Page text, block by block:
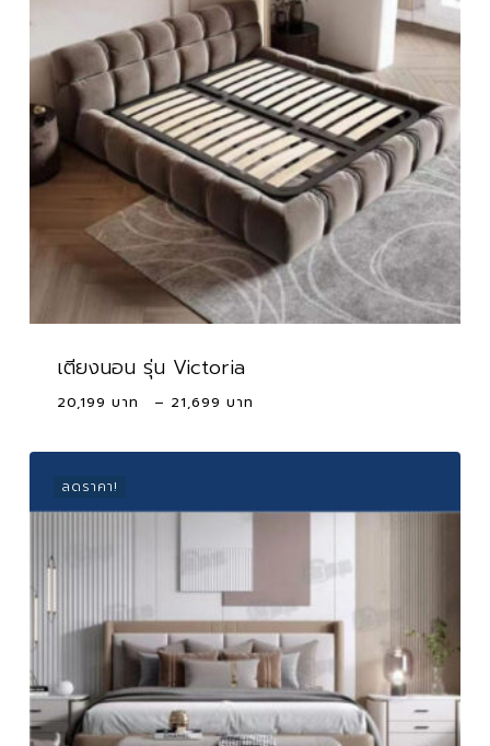
เตียงนอน รุ่น Victoria
20,199 – 21,699
20,199 ฿
ลดราคา!